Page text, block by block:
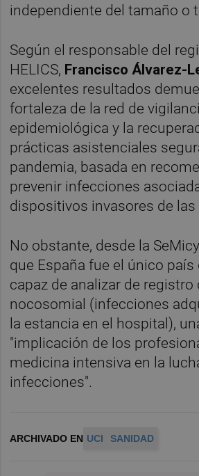
independiente del tamaño o
Según el responsable del
HELICS, Francisco Álvarez-
excelentes resultados
fortaleza de la red de
epidemiológica y la
prácticas asistenciales
pandemia, basada en
prevenir infecciones
dispositivos invasores de las
No obstante, desde la
que España fue el único
capaz de analizar de registro
nocosomial (infecciones
la estancia en el hospital),
"implicación de los
medicina intensiva en la
infecciones".
ARCHIVADO EN UCI SANIDAD